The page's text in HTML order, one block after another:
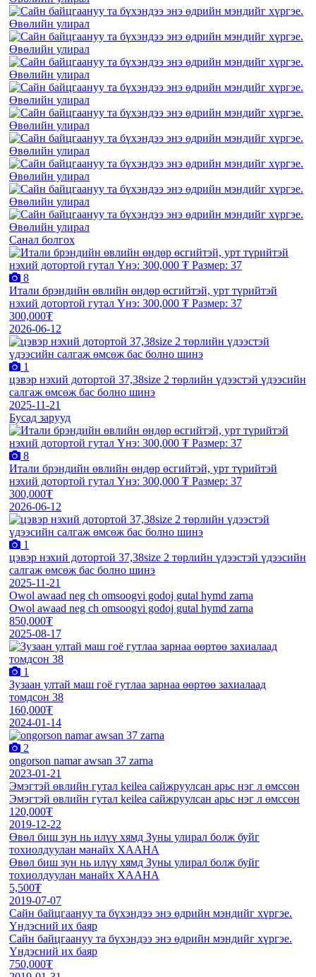
Санал болгох
8
Итали брэндийн өвлийн өндөр өсгийтэй, урт түрийтэй
нэхий дотортой гутал Үнэ: 300,000 ₮ Размер: 37
300,000₮
2026-06-12
1
цэвэр нэхий дотортой 37,38size 2 төрлийн үдээстэй үдээсийн
салгаж өмсөж бас болно шинэ
2025-11-21
Бусад зарууд
8
Итали брэндийн өвлийн өндөр өсгийтэй, урт түрийтэй
нэхий дотортой гутал Үнэ: 300,000 ₮ Размер: 37
300,000₮
2026-06-12
1
цэвэр нэхий дотортой 37,38size 2 төрлийн үдээстэй үдээсийн
салгаж өмсөж бас болно шинэ
2025-11-21
Owol awaad neg ch omsoogvi godoj gutal hymd zarna
Owol awaad neg ch omsoogvi godoj gutal hymd zarna
850,000₮
2025-08-17
1
Зузаан ултай маш гоё гутлаа зарнаа өөртөө захиалаад
томдсон 38
160,000₮
2024-01-14
2
ongorson namar awsan 37 zarna
2023-01-21
Эмэгтэй өвлийн гутал keilea сайжруулсан арьс нэг л өмссөн
Эмэгтэй өвлийн гутал keilea сайжруулсан арьс нэг л өмссөн
120,000₮
2019-12-22
Өвөл биш зун нь илүү хямд Зуны улирал болж буйг
тохиолдуулан манайх ХААНА
Өвөл биш зун нь илүү хямд Зуны улирал болж буйг
тохиолдуулан манайх ХААНА
5,500₮
2019-07-07
Сайн байцгаануу та бүхэндээ энэ өдрийн мэндийг хүргэе.
Үндэсний их баяр
Сайн байцгаануу та бүхэндээ энэ өдрийн мэндийг хүргэе.
Үндэсний их баяр
750,000₮